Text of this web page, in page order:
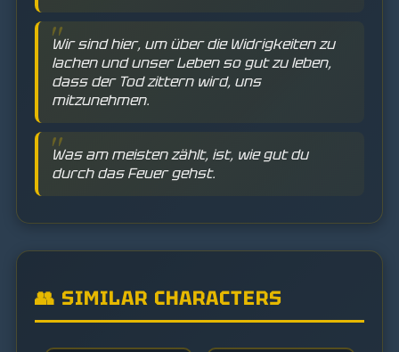
Wir sind hier, um über die Widrigkeiten zu
lachen und unser Leben so gut zu leben,
dass der Tod zittern wird, uns
mitzunehmen.
Was am meisten zählt, ist, wie gut du
durch das Feuer gehst.
👥 SIMILAR CHARACTERS